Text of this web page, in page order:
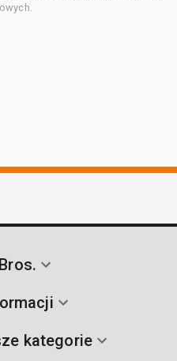
kategorie